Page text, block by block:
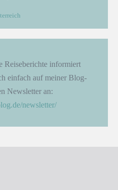
Reiseberichte informiert
einfach auf meiner Blog-
Newsletter an:
newsletter/